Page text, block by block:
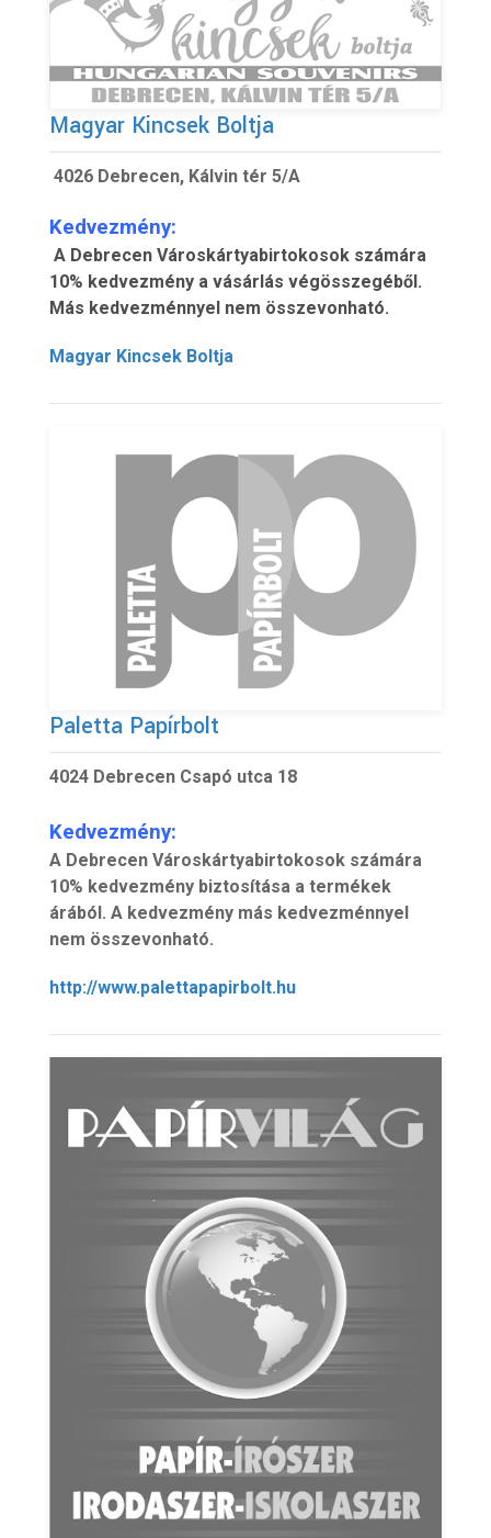
Magyar Kincsek Boltja
4026 Debrecen, Kálvin tér 5/A
Kedvezmény:
A Debrecen Városkártyabirtokosok számára
10% kedvezmény a vásárlás végösszegéből.
Más kedvezménnyel nem összevonható.
Magyar Kincsek Boltja
Paletta Papírbolt
4024 Debrecen Csapó utca 18
Kedvezmény:
A Debrecen Városkártyabirtokosok számára
10% kedvezmény biztosítása a termékek
árából. A kedvezmény más kedvezménnyel
nem összevonható.
http://www.palettapapirbolt.hu